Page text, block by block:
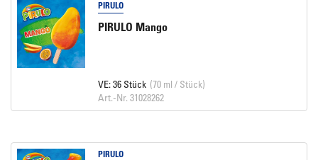
PIRULO
PIRULO Mango
VE: 36 Stück (70 ml / Stück)
Art.-Nr. 31028262
PIRULO